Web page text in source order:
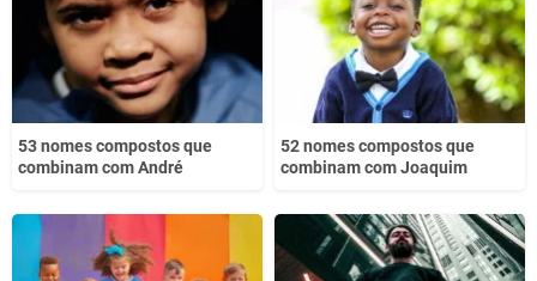
Outro
53 nomes compostos que
combinam com André
52 nomes compostos que
combinam com Joaquim